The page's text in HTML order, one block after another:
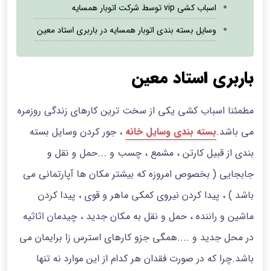
اسباب کشی vip توسط شرکت اتوبار همسایه
وسایل بسته بندی اتوبار همسایه در باربری استاد معین
باربری استاد معین
مطمئنا اسباب کشی یکی از سخت ترین کارهای زندگی روزمره
می باشد.بسته بندی وسایل خانه ، جور کردن وسایل بسته
بندی از قبیل کارتن ، مشمع ، چسب و ...حمل و نقل و
جابجایی ( بخصوص امروزه که بیشتر مکان ها آپارتمانی می
باشد ) ، پیدا کردن نیروی کمکی ماهر و قوی ، پیدا کردن
ماشین و راننده ، حمل و نقل به مکان جدید ، چیدمان اثاثیه
در محل جدید و ....همگی جزو کارهای استرس زا برایمان می
باشد.چرا که در صورت فقدان هر کدام از این موارد نه تنها